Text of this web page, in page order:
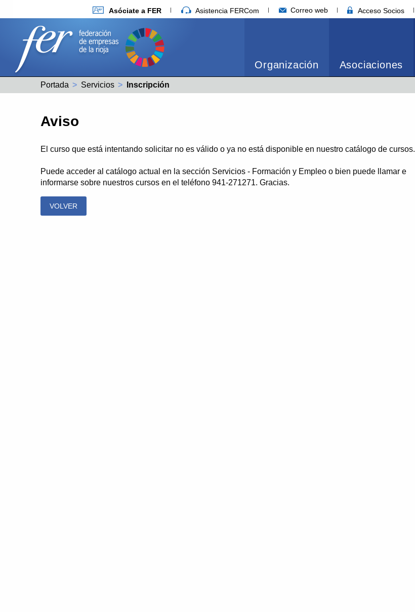
Asóciate a FER Asistencia FERCom Correo web Acceso Socios
Organización Asociaciones
Portada Servicios Actual:
Inscripción
Aviso
El curso que está intentando solicitar no es válido o ya no está disponible en nuestro catálogo de cursos.
Puede acceder al catálogo actual en la sección Servicios - Formación y Empleo o bien puede llamar e
informarse sobre nuestros cursos en el teléfono 941-271271. Gracias.
VOLVER